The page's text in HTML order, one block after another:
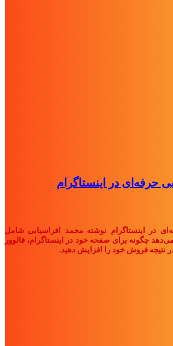
حرفه‌ای در اینستاگرام
در اینستاگرام نوشته محمد افراسیابی شامل
چگونه برای صفحه خود در اینستاگرام، فالوور
نتیجه فروش خود را افزایش دهید.